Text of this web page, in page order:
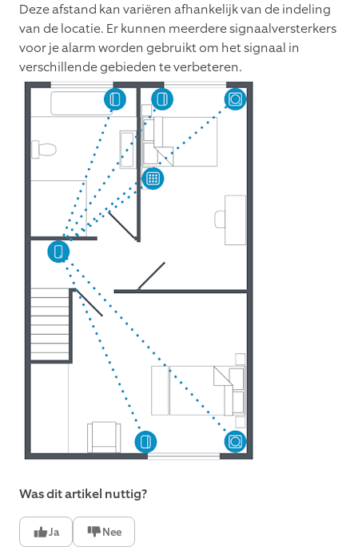
Deze afstand kan variëren afhankelijk van de indeling
van de locatie. Er kunnen meerdere signaalversterkers
voor je alarm worden gebruikt om het signaal in
verschillende gebieden te verbeteren.
Was dit artikel nuttig?
Ja Nee